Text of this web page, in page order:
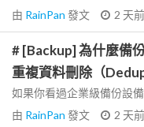
由 RainPan 發文 2 天前
# [Backup] 為什麼備
重複資料刪除（
如果你看過企業級備份設
由 RainPan 發文 2 天前